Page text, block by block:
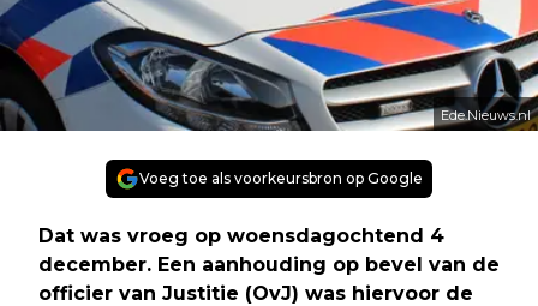
Ede.Nieuws.nl
Voeg toe als voorkeursbron op Google
Dat was vroeg op woensdagochtend 4
december. Een aanhouding op bevel van de
officier van Justitie (OvJ) was hiervoor de